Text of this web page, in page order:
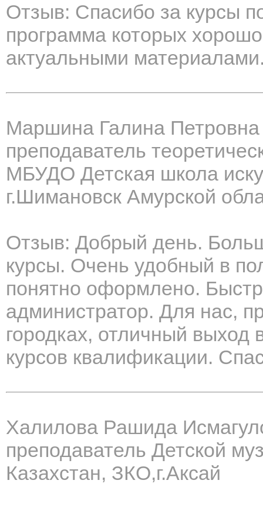
Отзыв: Спасибо за курсы
программа которых
актуальными
Маршина Галина Петровна
преподаватель
МБУДО Детская школа
г.Шимановск Амурской
Отзыв: Добрый день.
курсы. Очень удобный в
понятно оформлено.
администратор. Для нас,
городках, отличный выход
курсов квалификации.
Халилова Рашида
преподаватель Детской
Казахстан, ЗКО,г.Аксай